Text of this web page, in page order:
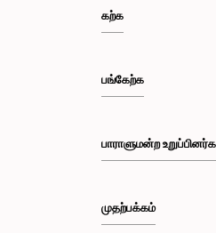
கற்க
பங்கேற்க
பாராளுமன்ற
முதற்பக்கம்